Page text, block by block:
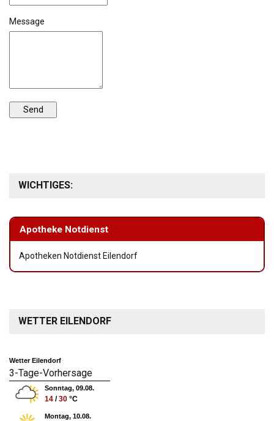
Message
WICHTIGES:
Apotheke Notdienst
Apotheken Notdienst Eilendorf
WETTER EILENDORF
Wetter Eilendorf
3-Tage-Vorhersage
Sonntag, 09.08.
14 /30 °C
Montag, 10.08.